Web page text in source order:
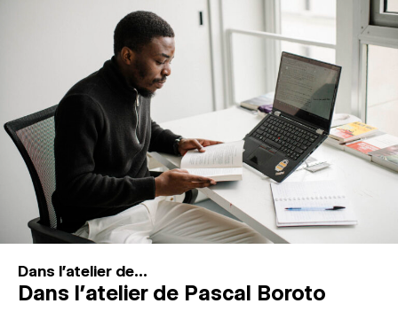
Dans l'atelier de...
Dans l’atelier de Pascal Boroto